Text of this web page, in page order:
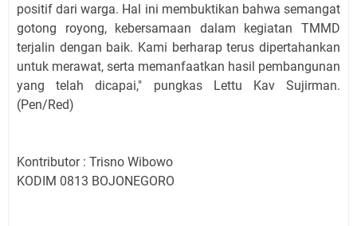
positif dari warga. Hal ini membuktikan bahwa semangat
gotong royong, kebersamaan dalam kegiatan TMMD
terjalin dengan baik. Kami berharap terus dipertahankan
untuk merawat, serta memanfaatkan hasil pembangunan
yang telah dicapai," pungkas Lettu Kav Sujirman.
(Pen/Red)
Kontributor : Trisno Wibowo
KODIM 0813 BOJONEGORO